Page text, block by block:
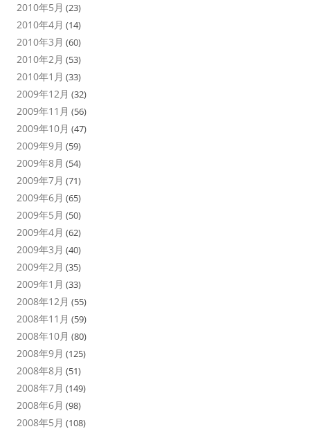
2010年5月 (23)
2010年4月 (14)
2010年3月 (60)
2010年2月 (53)
2010年1月 (33)
2009年12月 (32)
2009年11月 (56)
2009年10月 (47)
2009年9月 (59)
2009年8月 (54)
2009年7月 (71)
2009年6月 (65)
2009年5月 (50)
2009年4月 (62)
2009年3月 (40)
2009年2月 (35)
2009年1月 (33)
2008年12月 (55)
2008年11月 (59)
2008年10月 (80)
2008年9月 (125)
2008年8月 (51)
2008年7月 (149)
2008年6月 (98)
2008年5月 (108)